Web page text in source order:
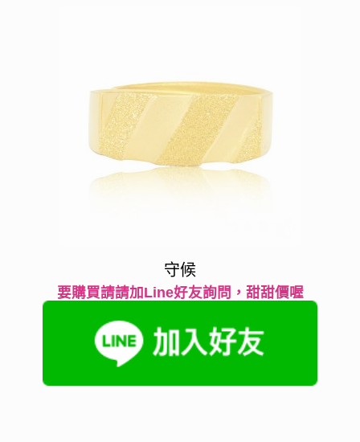
守候
要購買請請加Line好友詢問，甜甜價喔